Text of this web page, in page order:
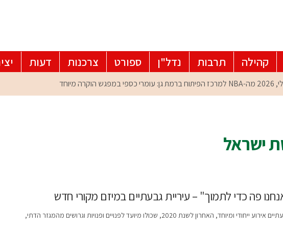
קהילה תרבות נדל"ן ספורט צרכנות דעות
מה-NBA למרכז הפיתוח ברמת גן: עומרי כספי במפגש הוקרה מיוחד
ישראל
פה כדי לתמוך" – עיריית גבעתיים במיזם מקורי חדש
לשנת 2020, שכולו מיועד לפנויים ופנויות וגרושים מהמגזר הדתי,